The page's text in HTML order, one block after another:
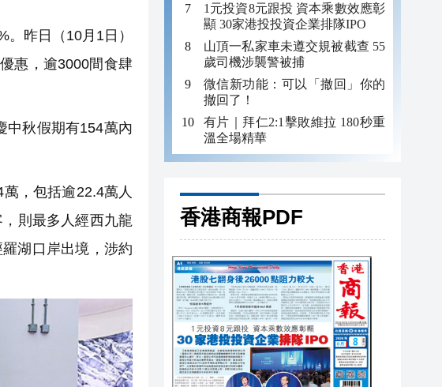
昨日（10月1日）
惠，逾3000間食肆
中秋假期有154萬內
，包括逾22.4萬人
則最多人經西九龍
湖口岸出境，涉約
1元投資8元跟投 資本乘數效應彰
顯 30家港投投資企業排隊IPO
山頂一私家車未遵交規被截查 55
歲司機涉襲警被捕
微信新功能：可以「撤回」你的
撤回了！
有片｜拜仁2:1擊敗維拉 180秒重
溫全場精華
香港商報PDF